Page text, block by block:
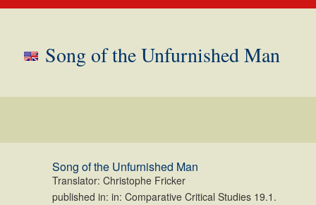
Song of the Unfurnished Man
Song of the Unfurnished Man
Translator: Christophe Fricker
published in: in: Comparative Critical Studies 19.1.